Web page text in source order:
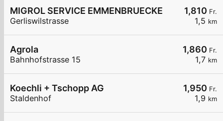
1,810 Fr.
1,5 km
MIGROL SERVICE EMMENBRUECKE
Gerliswilstrasse
1,860 Fr.
1,7 km
Agrola
Bahnhofstrasse 15
1,950 Fr.
1,9 km
Koechli + Tschopp AG
Staldenhof